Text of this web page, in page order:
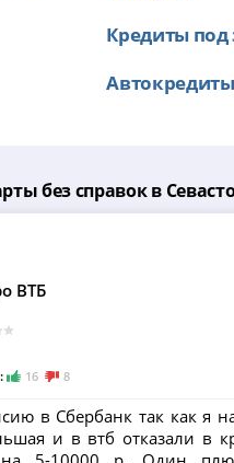
Кредиты под
Автокредиты
без справок в
ВТБ
16 8
в Сбербанк так как я
и в втб отказали в